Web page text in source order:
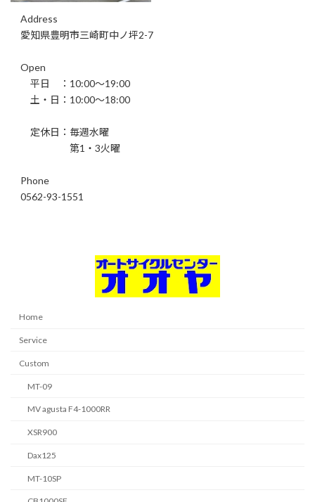
Address
愛知県豊明市三崎町中ノ坪2-7
Open
平日 ：10:00～19:00
土・日：10:00～18:00
定休日：毎週水曜
第1・3火曜
Phone
0562-93-1551
Home
Service
Custom
MT-09
MV agusta F4-1000RR
XSR900
Dax125
MT-10SP